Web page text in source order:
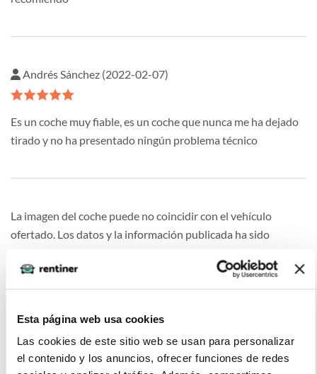
Esta página web usa cookies
Las cookies de este sitio web se usan para personalizar
el contenido y los anuncios, ofrecer funciones de redes
Andrés Sánchez (2022-02-07)
Es un coche muy fiable, es un coche que nunca me ha dejado
tirado y no ha presentado ningún problema técnico
La imagen del coche puede no coincidir con el vehículo
ofertado. Los datos y la información publicada ha sido
efectos informativos no contractuales.
Otras ofertas de VOLKSWAGEN T-